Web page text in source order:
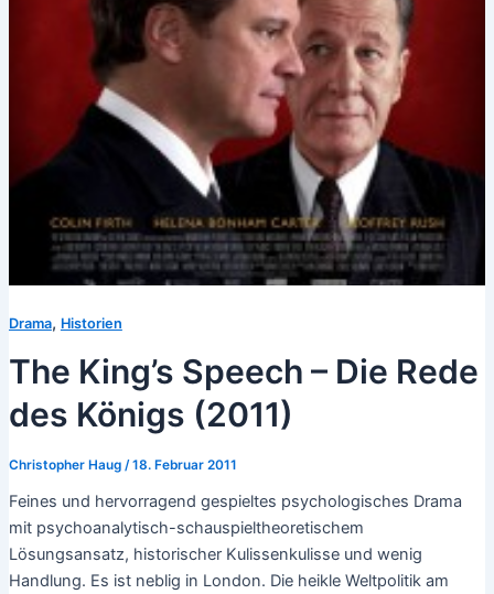
Drama, Historien
The King’s Speech – Die Rede
des Königs (2011)
Christopher Haug /18. Februar 2011
Feines und hervorragend gespieltes psychologisches Drama
mit psychoanalytisch-schauspieltheoretischem
Lösungsansatz, historischer Kulissenkulisse und wenig
Handlung. Es ist neblig in London. Die heikle Weltpolitik am